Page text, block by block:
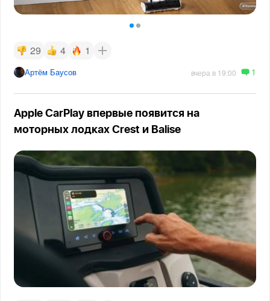
29 4 1
Артём Баусов вчера в 19:00 1
Apple CarPlay впервые появится на
моторных лодках Crest и Balise